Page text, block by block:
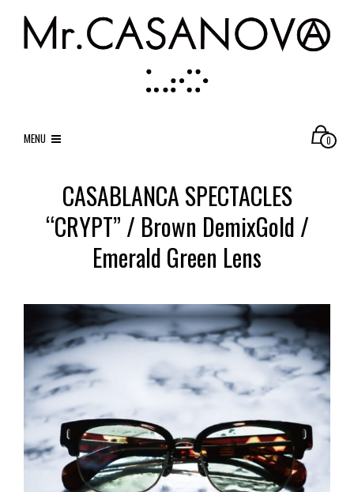
MENU 0
CASABLANCA SPECTACLES
“CRYPT” / Brown DemixGold /
Emerald Green Lens